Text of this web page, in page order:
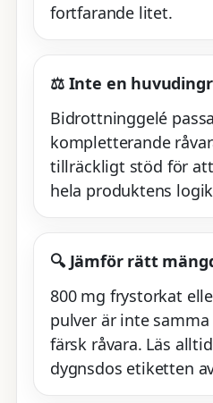
fortfarande litet.
⚖️ Inte en
Bidrottninggelé
kompletterande
tillräckligt stöd för
hela produktens
🔍 Jämför rätt
800 mg frystorkat
pulver är inte
färsk råvara. Läs
dygnsdos etiketten